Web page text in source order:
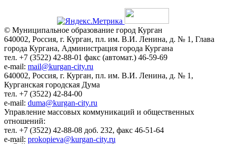
© Муниципальное образование город Курган
640002, Россия, г. Курган, пл. им. В.И. Ленина, д. № 1, Глава
города Кургана, Администрация города Кургана
тел. +7 (3522) 42-88-01 факс (автомат.) 46-59-69
e-mail: mail@kurgan-city.ru
640002, Россия, г. Курган, пл. им. В.И. Ленина, д. № 1,
Курганская городская Дума
тел. +7 (3522) 42-84-00
e-mail: duma@kurgan-city.ru
Управление массовых коммуникаций и общественных
отношений:
тел. +7 (3522) 42-88-08 доб. 232, факс 46-51-64
e-mail: prokopieva@kurgan-city.ru